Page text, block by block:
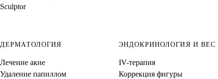
Sculptor
ДЕРМАТОЛОГИЯ
Лечение акне
Удаление папиллом
ЭНДОКРИНОЛОГИЯ И ВЕС
IV-терапия
Коррекция фигуры